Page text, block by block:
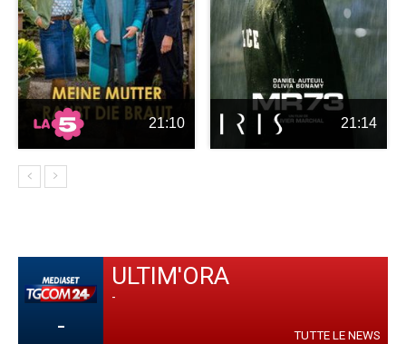
21:10 21:14
-
ULTIM'ORA
-
TUTTE LE NEWS